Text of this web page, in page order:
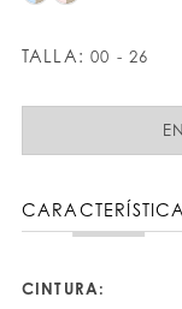
TALLA: 00 - 26
CINTURA: